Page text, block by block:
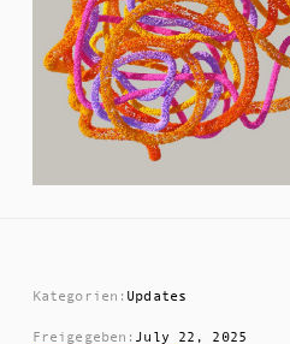
Kategorien: Updates
Freigegeben: July 22, 2025